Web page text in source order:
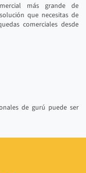
más grande de
que necesitas de
comerciales desde
de gurú puede ser